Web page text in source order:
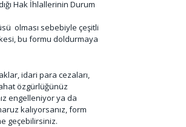
Hak İhlallerinin Durum
olması sebebiyle çeşitli
bu formu doldurmaya
idari para cezaları,
özgürlüğünüz
engelleniyor ya da
kalıyorsanız, form
geçebilirsiniz.